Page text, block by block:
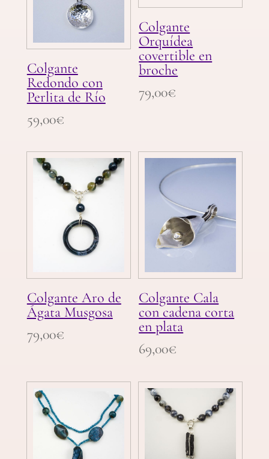
Colgante
Redondo con
Perlita de Río
59,00€
Colgante
Orquídea
covertible en
broche
79,00€
Colgante Aro de
Ágata Musgosa
79,00€
Colgante Cala
con cadena corta
en plata
69,00€